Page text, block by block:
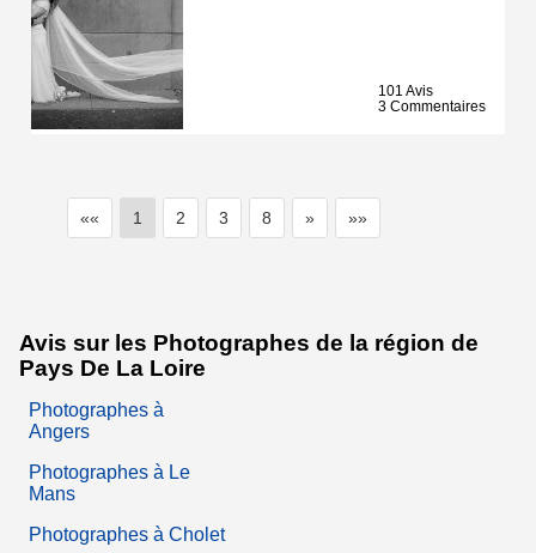
101 Avis
3 Commentaires
«« 1 2 3 8 » »»
Avis sur les Photographes de la région de
Pays De La Loire
Photographes à
Angers
Photographes à Le
Mans
Photographes à Cholet